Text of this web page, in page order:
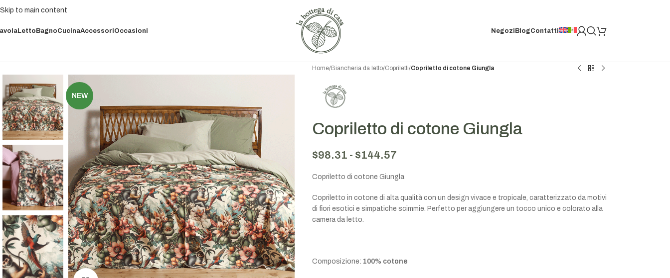
Skip to main content
LettoBagnoCucinaAccessoriOccasioni Negozi BlogContatti
NEW
Home/Biancheria da letto/Copriletti/Copriletto di cotone Giungla
Copriletto di cotone Giungla
$98.31 - $144.57
Copriletto di cotone Giungla
Copriletto in cotone di alta qualità con un design vivace e tropicale, caratterizzato da motivi
di fiori esotici e simpatiche scimmie. Perfetto per aggiungere un tocco unico e colorato alla
camera da letto.
Composizione: 100% cotone